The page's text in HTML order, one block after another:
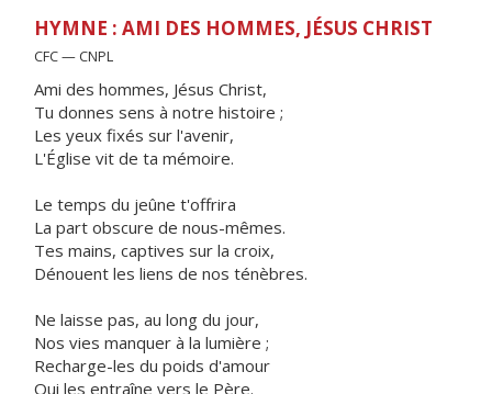
HYMNE : AMI DES HOMMES, JÉSUS CHRIST
CFC — CNPL
Ami des hommes, Jésus Christ,
Tu donnes sens à notre histoire ;
Les yeux fixés sur l'avenir,
L'Église vit de ta mémoire.
Le temps du jeûne t'offrira
La part obscure de nous-mêmes.
Tes mains, captives sur la croix,
Dénouent les liens de nos ténèbres.
Ne laisse pas, au long du jour,
Nos vies manquer à la lumière ;
Recharge-les du poids d'amour
Qui les entraîne vers le Père.